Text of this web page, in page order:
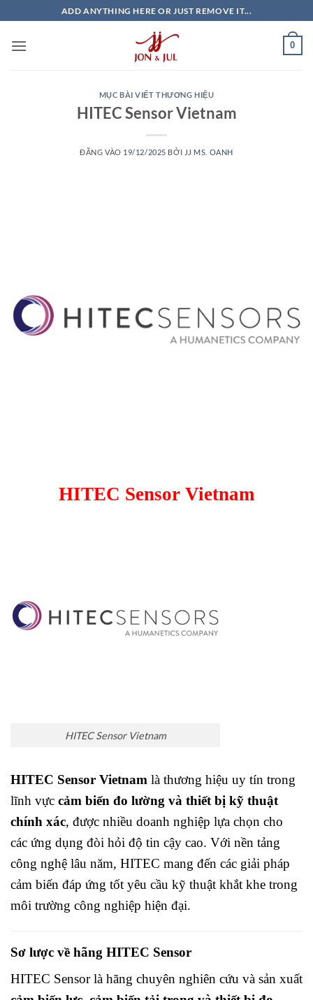
qua
nội
ADD ANYTHING HERE OR JUST REMOVE IT...
0
MỤC BÀI VIẾT THƯƠNG HIỆU
HITEC Sensor Vietnam
ĐĂNG VÀO 19/12/2025 BỞI JJ MS. OANH
HITEC Sensor Vietnam
HITEC Sensor Vietnam
HITEC Sensor Vietnam là thương hiệu uy tín trong
lĩnh vực cảm biến đo lường và thiết bị kỹ thuật
chính xác, được nhiều doanh nghiệp lựa chọn cho
các ứng dụng đòi hỏi độ tin cậy cao. Với nền tảng
công nghệ lâu năm, HITEC mang đến các giải pháp
cảm biến đáp ứng tốt yêu cầu kỹ thuật khắt khe trong
môi trường công nghiệp hiện đại.
Sơ lược về hãng HITEC Sensor
HITEC Sensor là hãng chuyên nghiên cứu và sản xuất